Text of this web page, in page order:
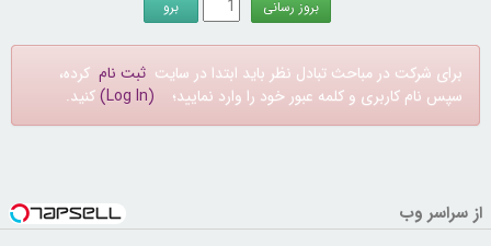
برای شرکت در مباحث تبادل نظر باید ابتدا در سایت ثبت نام کرده،
سپس نام کاربری و کلمه عبور خود را وارد نمایید؛ (Log In) کنید.
از سراسر وب